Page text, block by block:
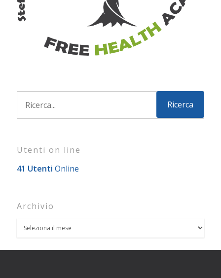
Utenti on line
41 Utenti Online
Archivio